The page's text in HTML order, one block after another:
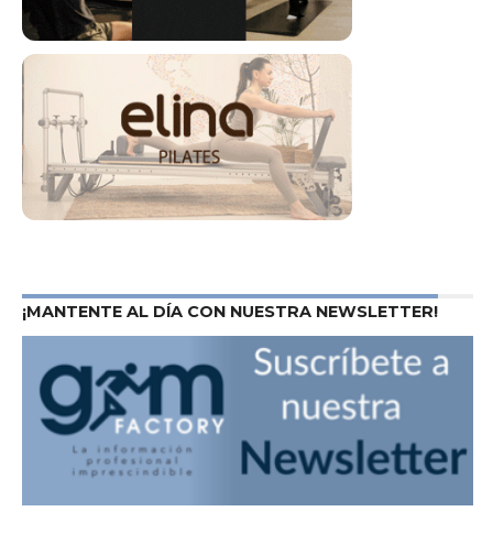
¡MANTENTE AL DÍA CON NUESTRA NEWSLETTER!